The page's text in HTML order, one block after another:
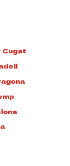
Cugat